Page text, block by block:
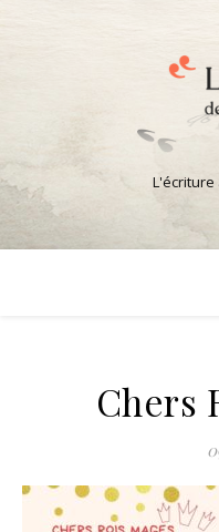
L'écriture
Chers